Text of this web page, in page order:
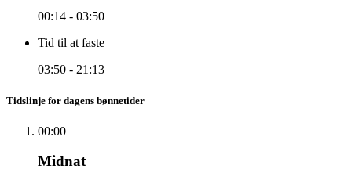
00:14 - 03:50
Tid til at faste
03:50 - 21:13
Tidslinje for dagens bønnetider
00:00
Midnat